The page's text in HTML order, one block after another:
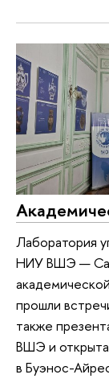
Лаборатория
НИУ ВШЭ —
прошли
также
ВШЭ и
в Буэнос-